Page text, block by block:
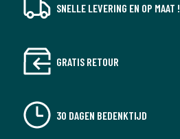
SNELLE LEVERING EN OP MAAT !
GRATIS RETOUR
30 DAGEN BEDENKTIJD